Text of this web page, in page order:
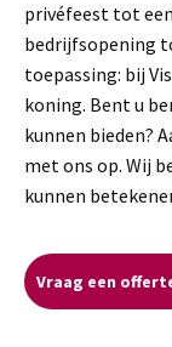
privéfeest tot
bedrijfsopening
toepassing: bij
koning. Bent u
kunnen bieden?
met ons op. Wij
kunnen
Vraag een